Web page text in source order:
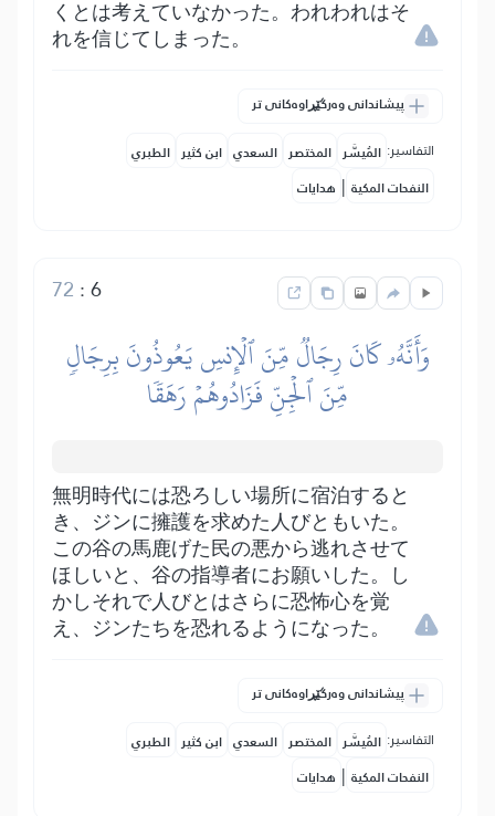
くとは考えていなかった。われわれはそ
れを信じてしまった。
پیشاندانی وەرگێڕاوەکانی تر
التفاسير: المُيسَّر المختصر السعدي ابن كثير الطبري
النفحات المكية | هدايات
6
:
72
وَأَنَّهُۥ كَانَ رِجَالٞ مِّنَ ٱلۡإِنسِ يَعُوذُونَ بِرِجَالٖ
مِّنَ ٱلۡجِنِّ فَزَادُوهُمۡ رَهَقٗا
無明時代には恐ろしい場所に宿泊すると
き、ジンに擁護を求めた人びともいた。
この谷の馬鹿げた民の悪から逃れさせて
ほしいと、谷の指導者にお願いした。し
かしそれで人びとはさらに恐怖心を覚
え、ジンたちを恐れるようになった。
پیشاندانی وەرگێڕاوەکانی تر
التفاسير: المُيسَّر المختصر السعدي ابن كثير الطبري
النفحات المكية | هدايات